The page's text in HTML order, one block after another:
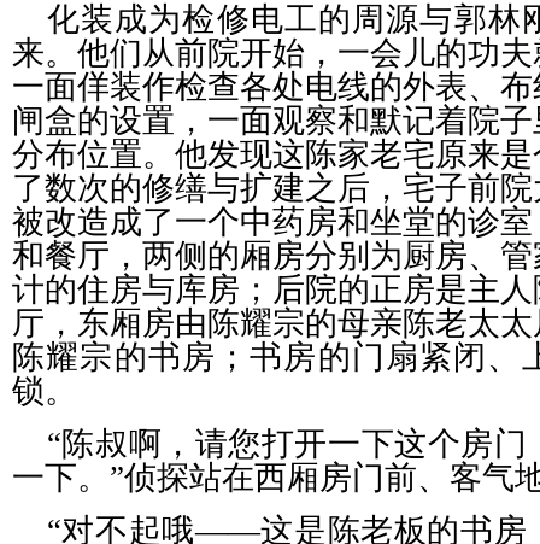
化装成为检修电工的周源与郭林
来。他们从前院开始，一会儿的功
一面佯装作检查各处电线的外表、
闸盒的设置，一面观察和默记着院
分布位置。他发现这陈家老宅原来
了数次的修缮与扩建之后，宅子前
被改造成了一个中药房和坐堂的诊
和餐厅，两侧的厢房分别为厨房、
计的住房与库房；后院的正房是主
厅，东厢房由陈耀宗的母亲陈老太
陈耀宗的书房；书房的门扇紧闭、
锁。
“陈叔啊，请您打开一下这个房
一下。”侦探站在西厢房门前、客气
“对不起哦——这是陈老板的书房